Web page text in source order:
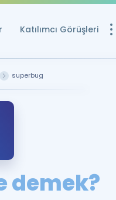
Katılımcı Görüşleri
YDS ve YÖKDİL
superbug
demek?